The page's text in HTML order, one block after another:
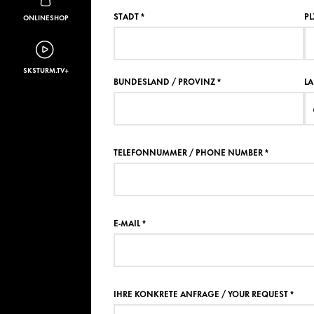
ONLINESHOP
SKSTURM.TV+
STADT*
BUNDESLAND / PROVINZ*
TELEFONNUMMER / PHONE NUMBER*
E-MAIL*
IHRE KONKRETE ANFRAGE / YOUR REQUEST*